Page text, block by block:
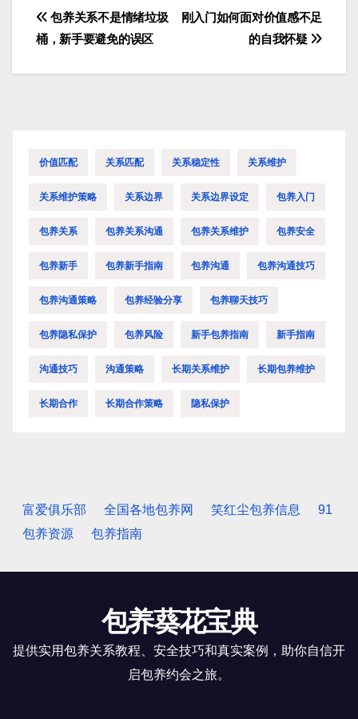
文
导
刚入门如何面对价值感不足
的自我怀疑
包养关系不是情绪垃圾
桶，新手要避免的误区
价值匹配 关系匹配 关系稳定性 关系维护
关系维护策略 关系边界 关系边界设定 包养入门
包养关系 包养关系沟通 包养关系维护 包养安全
包养新手 包养新手指南 包养沟通 包养沟通技巧
包养沟通策略 包养经验分享 包养聊天技巧
包养隐私保护 包养风险 新手包养指南 新手指南
沟通技巧 沟通策略 长期关系维护 长期包养维护
长期合作 长期合作策略 隐私保护
富爱俱乐部 全国各地包养网 笑红尘包养信息
91
包养资源
包养指南
包养葵花宝典
提供实用包养关系教程、安全技巧和真实案例，助你自信开
启包养约会之旅。